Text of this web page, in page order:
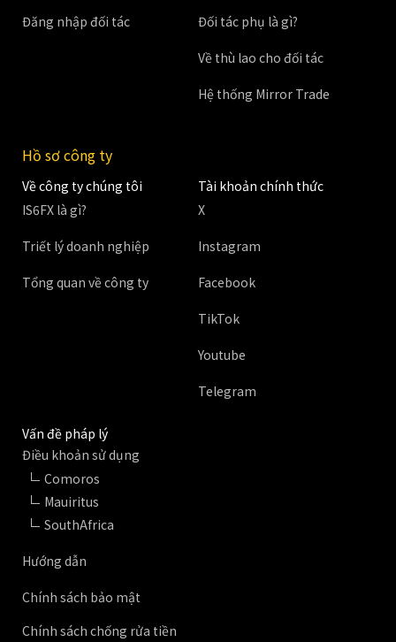
Đăng nhập đối tác Đối tác phụ là gì?
Về thù lao cho đối tác
Hệ thống Mirror Trade
Hồ sơ công ty
Về công ty chúng tôi
IS6FX là gì?
Triết lý doanh nghiệp
Tổng quan về công ty
Tài khoản chính thức
X
Instagram
Facebook
TikTok
Youtube
Telegram
Vấn đề pháp lý
Điều khoản sử dụng
Comoros
Mauiritus
SouthAfrica
Hướng dẫn
Chính sách bảo mật
Chính sách chống rửa tiền